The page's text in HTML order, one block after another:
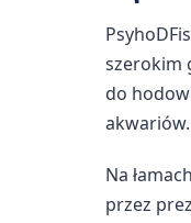
szerokim
do
akwariów.
Na
przez